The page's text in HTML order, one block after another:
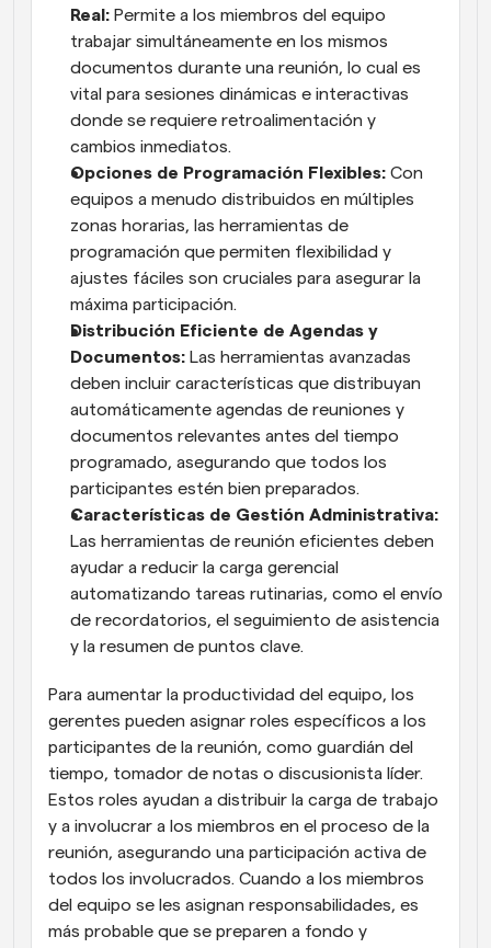
Real: Permite a los miembros del equipo
trabajar simultáneamente en los mismos
documentos durante una reunión, lo cual es
vital para sesiones dinámicas e interactivas
donde se requiere retroalimentación y
cambios inmediatos.
Opciones de Programación Flexibles: Con
equipos a menudo distribuidos en múltiples
zonas horarias, las herramientas de
programación que permiten flexibilidad y
ajustes fáciles son cruciales para asegurar la
máxima participación.
Distribución Eficiente de Agendas y
Documentos: Las herramientas avanzadas
deben incluir características que distribuyan
automáticamente agendas de reuniones y
documentos relevantes antes del tiempo
programado, asegurando que todos los
participantes estén bien preparados.
Características de Gestión Administrativa:
Las herramientas de reunión eficientes deben
ayudar a reducir la carga gerencial
automatizando tareas rutinarias, como el envío
de recordatorios, el seguimiento de asistencia
y la resumen de puntos clave.
Para aumentar la productividad del equipo, los
gerentes pueden asignar roles específicos a los
participantes de la reunión, como guardián del
tiempo, tomador de notas o discusionista líder.
Estos roles ayudan a distribuir la carga de trabajo
y a involucrar a los miembros en el proceso de la
reunión, asegurando una participación activa de
todos los involucrados. Cuando a los miembros
del equipo se les asignan responsabilidades, es
más probable que se preparen a fondo y